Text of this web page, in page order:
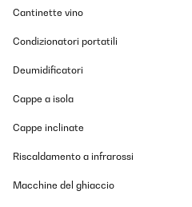
Cantinette vino
Condizionatori portatili
Deumidificatori
Cappe a isola
Cappe inclinate
Riscaldamento a infrarossi
Macchine del ghiaccio